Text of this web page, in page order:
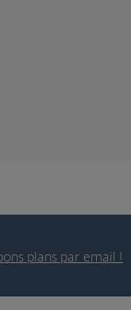
plans par email !